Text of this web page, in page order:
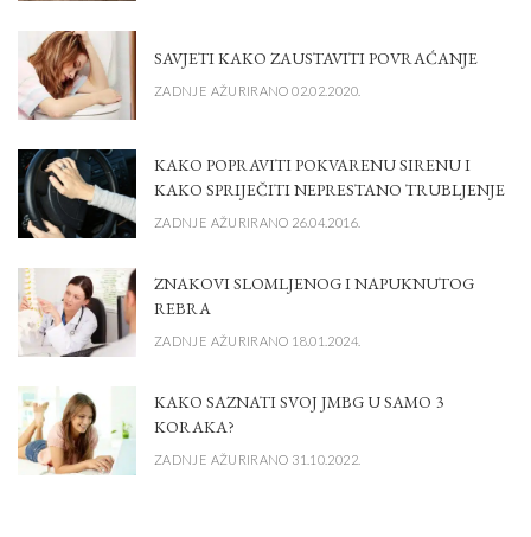
SAVJETI KAKO ZAUSTAVITI POVRAĆANJE
ZADNJE AŽURIRANO 02.02.2020.
KAKO POPRAVITI POKVARENU SIRENU I
KAKO SPRIJEČITI NEPRESTANO TRUBLJENJE
ZADNJE AŽURIRANO 26.04.2016.
ZNAKOVI SLOMLJENOG I NAPUKNUTOG
REBRA
ZADNJE AŽURIRANO 18.01.2024.
KAKO SAZNATI SVOJ JMBG U SAMO 3
KORAKA?
ZADNJE AŽURIRANO 31.10.2022.